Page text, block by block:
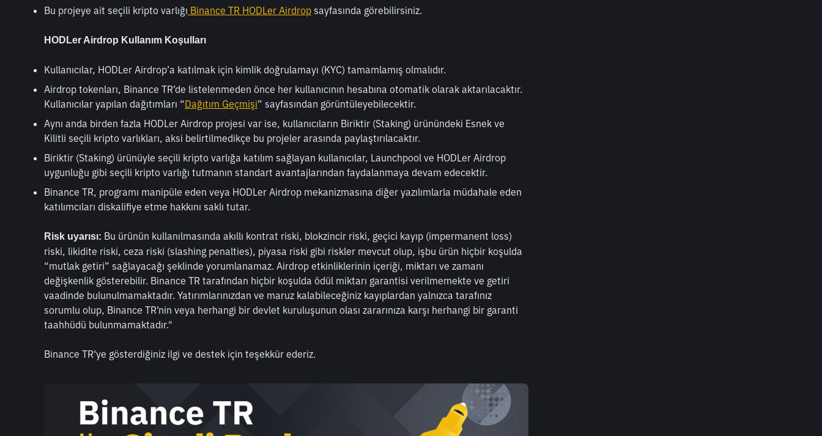
Bu projeye ait seçili kripto varlığı Binance TR HODLer Airdrop sayfasında görebilirsiniz.
HODLer Airdrop Kullanım Koşulları
Kullanıcılar, HODLer Airdrop’a katılmak için kimlik doğrulamayı (KYC) tamamlamış olmalıdır.
Airdrop tokenları, Binance TR’de listelenmeden önce her kullanıcının hesabına otomatik olarak aktarılacaktır.
Kullanıcılar yapılan dağıtımları “Dağıtım Geçmişi” sayfasından görüntüleyebilecektir.
Aynı anda birden fazla HODLer Airdrop projesi var ise, kullanıcıların Biriktir (Staking) ürünündeki Esnek ve
Kilitli seçili kripto varlıkları, aksi belirtilmedikçe bu projeler arasında paylaştırılacaktır.
Biriktir (Staking) ürünüyle seçili kripto varlığa katılım sağlayan kullanıcılar, Launchpool ve HODLer Airdrop
uygunluğu gibi seçili kripto varlığı tutmanın standart avantajlarından faydalanmaya devam edecektir.
Binance TR, programı manipüle eden veya HODLer Airdrop mekanizmasına diğer yazılımlarla müdahale eden
katılımcıları diskalifiye etme hakkını saklı tutar.
Risk uyarısı: Bu ürünün kullanılmasında akıllı kontrat riski, blokzincir riski, geçici kayıp (impermanent loss)
riski, likidite riski, ceza riski (slashing penalties), piyasa riski gibi riskler mevcut olup, işbu ürün hiçbir koşulda
“mutlak getiri” sağlayacağı şeklinde yorumlanamaz. Airdrop etkinliklerinin içeriği, miktarı ve zamanı
değişkenlik gösterebilir. Binance TR tarafından hiçbir koşulda ödül miktarı garantisi verilmemekte ve getiri
vaadinde bulunulmamaktadır. Yatırımlarınızdan ve maruz kalabileceğiniz kayıplardan yalnızca tarafınız
sorumlu olup, Binance TR’nin veya herhangi bir devlet kuruluşunun olası zararınıza karşı herhangi bir garanti
taahhüdü bulunmamaktadır."
Binance TR‘ye gösterdiğiniz ilgi ve destek için teşekkür ederiz.